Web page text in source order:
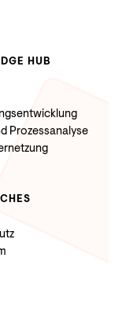
HUB
Prozessanalyse